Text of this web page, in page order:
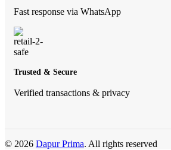
Fast response via WhatsApp
Trusted & Secure
Verified transactions & privacy
© 2026 Dapur Prima. All rights reserved